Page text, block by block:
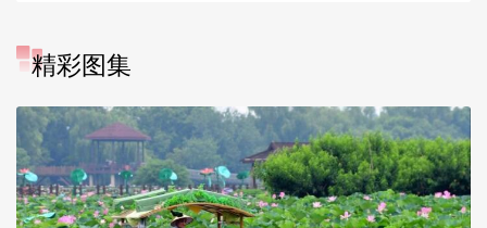
精彩图集